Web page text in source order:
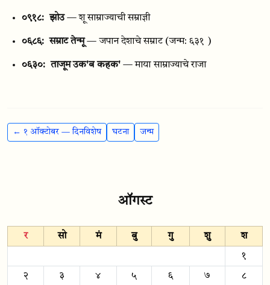
०९१८: झोउ — शू साम्राज्याची सम्राज्ञी
०६८६: सम्राट तेन्मू — जपान देशाचे सम्राट (जन्म: ६३१ )
०६३०: ताजूम उक'ब कहक' — माया साम्राज्याचे राजा
← १ ऑक्टोबर — दिनविशेष घटना जन्म
ऑगस्ट
र सो मं बु गु शु श
१
२ ३ ४ ५ ६ ७ ८